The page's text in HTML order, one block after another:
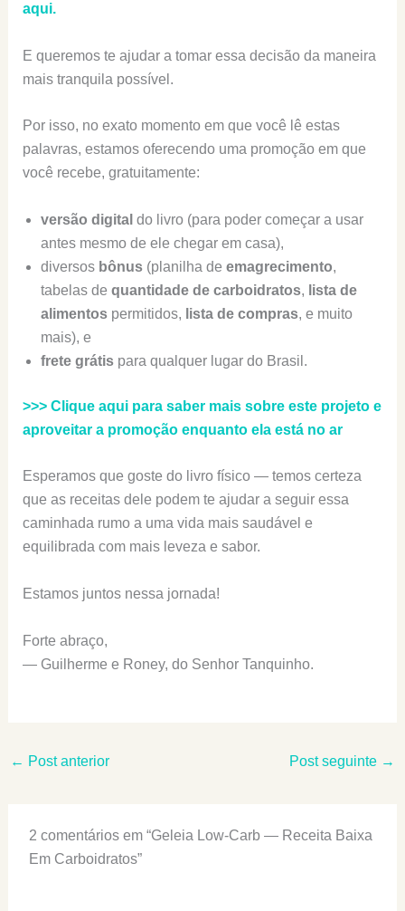
aqui.
E queremos te ajudar a tomar essa decisão da maneira
mais tranquila possível.
Por isso, no exato momento em que você lê estas
palavras, estamos oferecendo uma promoção em que
você recebe, gratuitamente:
versão digital do livro (para poder começar a usar
antes mesmo de ele chegar em casa),
diversos bônus(planilha de emagrecimento,
tabelas de quantidade de carboidratos, lista de
alimentospermitidos, lista de compras, e muito
mais), e
frete grátis para qualquer lugar do Brasil.
>>> Clique aqui para saber mais sobre este projeto e
aproveitar a promoção enquanto ela está no ar
Esperamos que goste do livro físico — temos certeza
que as receitas dele podem te ajudar a seguir essa
caminhada rumo a uma vida mais saudável e
equilibrada com mais leveza e sabor.
Estamos juntos nessa jornada!
Forte abraço,
— Guilherme e Roney, do Senhor Tanquinho.
← Post anterior Post seguinte →
2 comentários em “Geleia Low-Carb — Receita Baixa
Em Carboidratos”